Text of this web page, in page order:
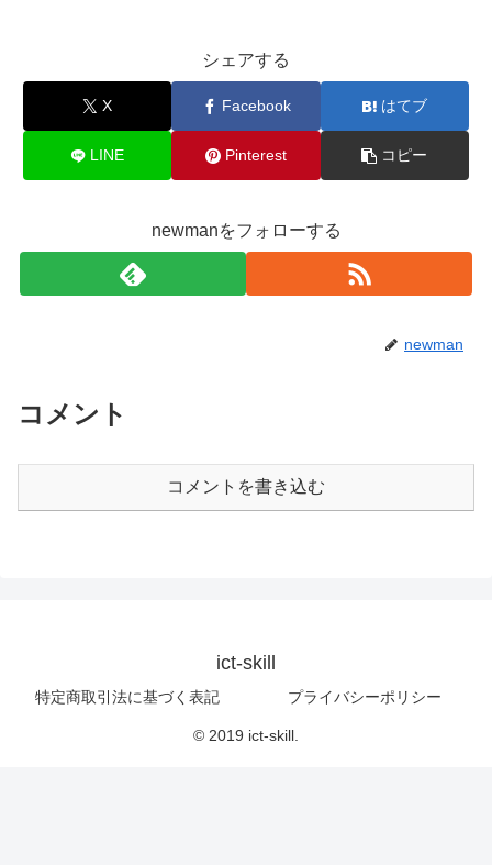
シェアする
X Facebook はてブ
LINE Pinterest コピー
newmanをフォローする
newman
コメント
コメントを書き込む
ict-skill
特定商取引法に基づく表記 プライバシーポリシー
© 2019 ict-skill.